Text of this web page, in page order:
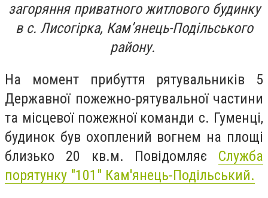
загоряння приватного житлового будинку
в с. Лисогірка, Кам’янець-Подільського
району.
На момент прибуття рятувальників 5
Державної пожежно-рятувальної частини
та місцевої пожежної команди с. Гуменці,
будинок був охоплений вогнем на площі
близько 20 кв.м. Повідомляє Служба
порятунку "101" Кам'янець-Подільський.